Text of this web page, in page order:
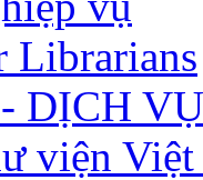
Librarians
DỊCH VỤ
viện Việt